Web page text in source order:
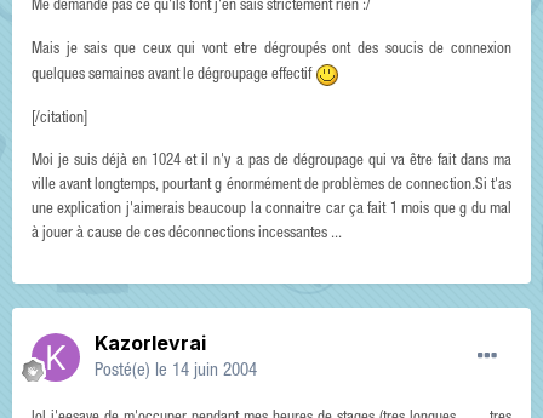
Me demande pas ce qu'ils font j'en sais strictement rien :/
Mais je sais que ceux qui vont etre dégroupés ont des soucis de connexion
quelques semaines avant le dégroupage effectif
[/citation]
Moi je suis déjà en 1024 et il n'y a pas de dégroupage qui va être fait dans ma
ville avant longtemps, pourtant g énormément de problèmes de connection.Si t'as
une explication j'aimerais beaucoup la connaitre car ça fait 1 mois que g du mal
à jouer à cause de ces déconnections incessantes ...
Kazorlevrai
Posté(e) le 14 juin 2004